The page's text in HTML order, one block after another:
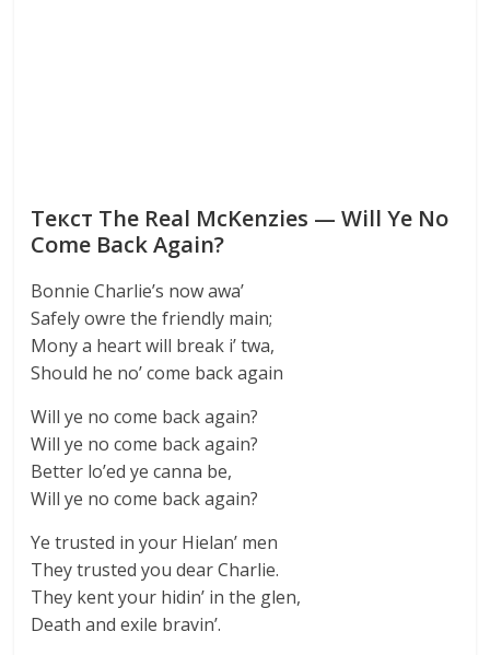
Текст The Real McKenzies — Will Ye No
Come Back Again?
Bonnie Charlie’s now awa’
Safely owre the friendly main;
Mony a heart will break i’ twa,
Should he no’ come back again
Will ye no come back again?
Will ye no come back again?
Better lo’ed ye canna be,
Will ye no come back again?
Ye trusted in your Hielan’ men
They trusted you dear Charlie.
They kent your hidin’ in the glen,
Death and exile bravin’.